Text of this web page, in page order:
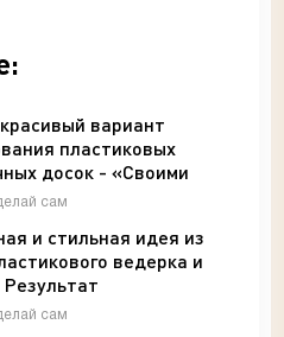
вариант
пластиковых
досок - «Своими
сам
и стильная идея из
ведерка и
- «Своими
сам